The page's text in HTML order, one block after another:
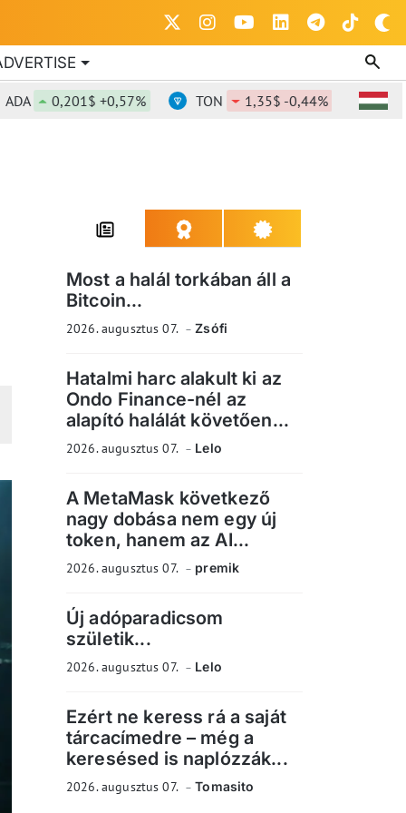
0,201$ +0,57% TON 1,35$ -0,44% DOT
Most a halál torkában áll a
Bitcoin...
2026. augusztus 07. Zsófi
Hatalmi harc alakult ki az
Ondo Finance-nél az
alapító halálát követően...
2026. augusztus 07. Lelo
A MetaMask következő
nagy dobása nem egy új
token, hanem az AI...
2026. augusztus 07. premik
Új adóparadicsom
születik...
2026. augusztus 07. Lelo
Ezért ne keress rá a saját
tárcacímedre – még a
keresésed is naplózzák...
2026. augusztus 07. Tomasito